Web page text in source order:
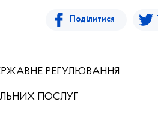
Поділитися
РЕГУЛЮВАННЯ
ПОСЛУГ